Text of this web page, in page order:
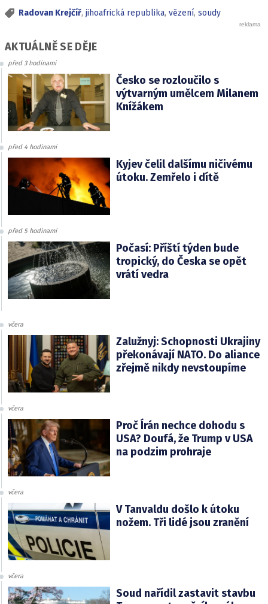
Radovan Krejčíř, jihoafrická republika, vězení, soudy
AKTUÁLNĚ SE DĚJE
před 3 hodinami
Česko se rozloučilo s
výtvarným umělcem Milanem
Knížákem
před 4 hodinami
Kyjev čelil dalšímu ničivému
útoku. Zemřelo i dítě
před 5 hodinami
Počasí: Příští týden bude
tropický, do Česka se opět
vrátí vedra
včera
Zalužnyj: Schopnosti Ukrajiny
překonávají NATO. Do aliance
zřejmě nikdy nevstoupíme
včera
Proč Írán nechce dohodu s
USA? Doufá, že Trump v USA
na podzim prohraje
včera
V Tanvaldu došlo k útoku
nožem. Tři lidé jsou zranění
včera
Soud nařídil zastavit stavbu